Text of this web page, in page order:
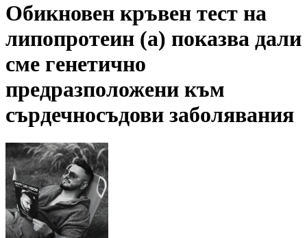
Обикновен кръвен тест на
липопротеин (а) показва дали
сме генетично
предразположени към
сърдечносъдови заболявания